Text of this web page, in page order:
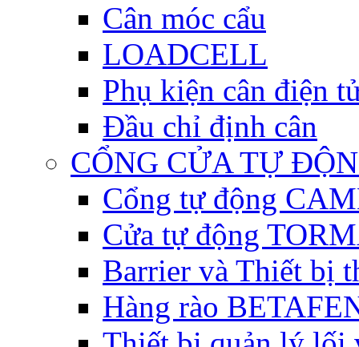
Cân móc cẩu
LOADCELL
Phụ kiện cân điện
Đầu chỉ định cân
CỔNG CỬA TỰ
Cổng tự động
Cửa tự động
Barrier và Thiết bị
Hàng rào